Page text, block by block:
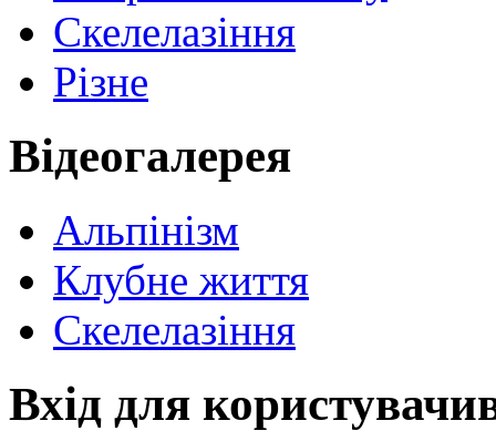
Скелелазіння
Різне
Відеогалерея
Альпінізм
Клубне життя
Скелелазіння
Вхід для